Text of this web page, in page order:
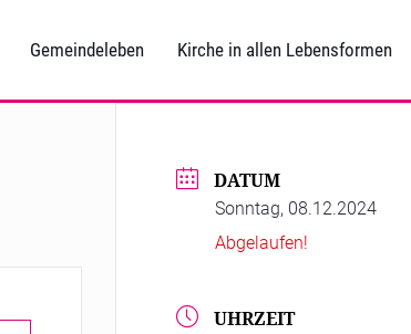
Gemeindeleben Kirche in allen Lebensformen
DATUM
Sonntag, 08.12.2024
Abgelaufen!
UHRZEIT